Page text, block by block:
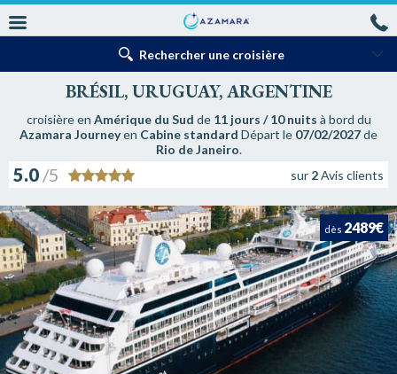
Rechercher une croisière
BRÉSIL, URUGUAY, ARGENTINE
croisière en Amérique du Sud de 11 jours / 10 nuits à bord du
Azamara Journeyen Cabine standard Départ le 07/02/2027de
Rio de Janeiro.
5.0 /5 sur 2Avis clients
dès 2489€